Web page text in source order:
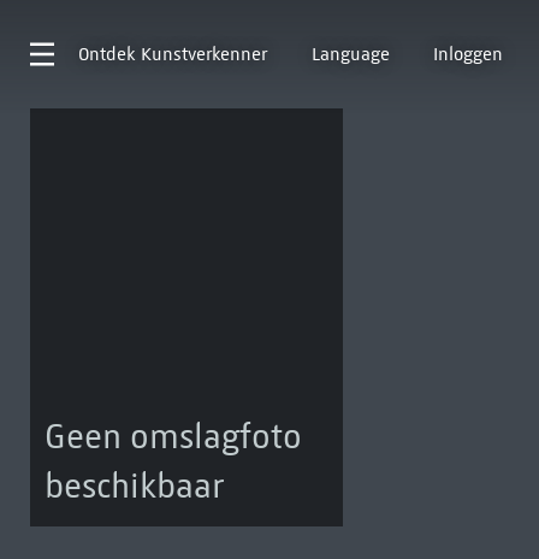
Ontdek Kunstverkenner Language Inloggen
Geen omslagfoto
beschikbaar